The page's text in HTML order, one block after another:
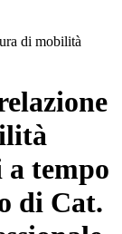
di mobilità
tempo
di Cat.